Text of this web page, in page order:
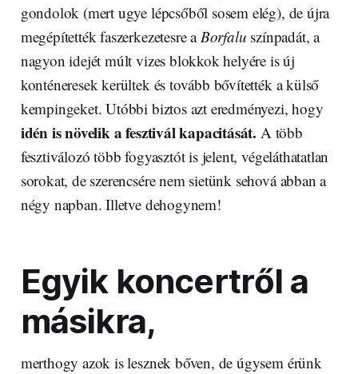
gondolok (mert ugye lépcsőből sosem elég), de újra
megépítették faszerkezetesre aBorfalu színpadát, a
nagyon idejét múlt vizes blokkok helyére is új
konténeresek kerültek és tovább bővítették a külső
kempingeket. Utóbbi biztos azt eredményezi, hogy
idén is növelik a fesztivál kapacitását. A több
fesztiválozó több fogyasztót is jelent, végeláthatatlan
sorokat, de szerencsére nem sietünk sehová abban a
négy napban. Illetve dehogynem!
Egyik koncertről a
másikra,
merthogy azok is lesznek bőven, de úgysem érünk